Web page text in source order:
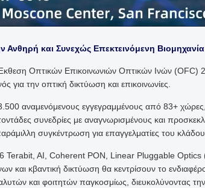
Ανθηρή και Συνεχώς Επεκτεινόμενη
Οπτικών Επικοινωνιών Οπτικών Ινών (OFC)
για την οπτική δικτύωση και επικοινωνίες.
αναμενόμενους εγγεγραμμένους από 83+ χώρες,
συνεδρίες με αναγνωρισμένους και
συγκέντρωση για επαγγελματίες του
AI, Coherent PON, Linear Pluggable Optics
και κβαντική δικτύωση θα κεντρίσουν το
και φοιτητών παγκοσμίως, διευκολύνοντας